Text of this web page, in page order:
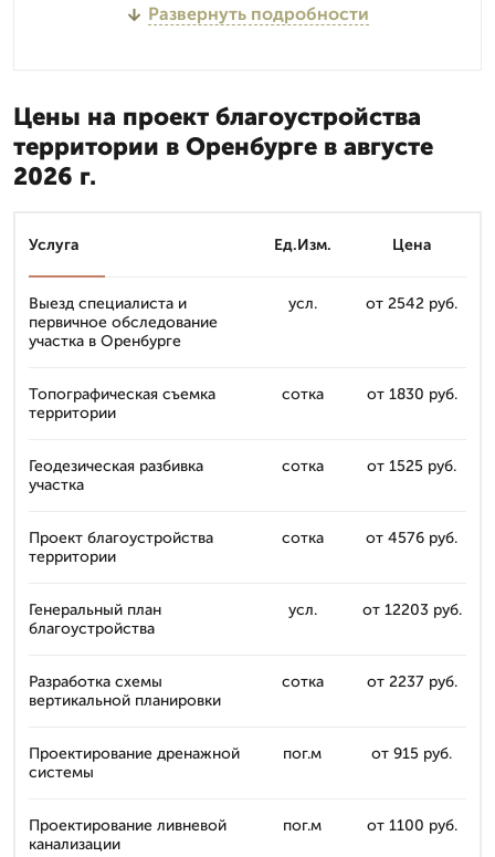
Развернуть подробности
Цены на проект благоустройства
территории в Оренбурге в августе
2026 г.
Услуга Ед.Изм. Цена
Выезд специалиста и
первичное обследование
участка в Оренбурге
усл. от 2542 руб.
Топографическая съемка
территории
сотка от 1830 руб.
Геодезическая разбивка
участка
сотка от 1525 руб.
Проект благоустройства
территории
сотка от 4576 руб.
Генеральный план
благоустройства
усл. от 12203 руб.
Разработка схемы
вертикальной планировки
сотка от 2237 руб.
Проектирование дренажной
системы
пог.м от 915 руб.
Проектирование ливневой
канализации
пог.м от 1100 руб.